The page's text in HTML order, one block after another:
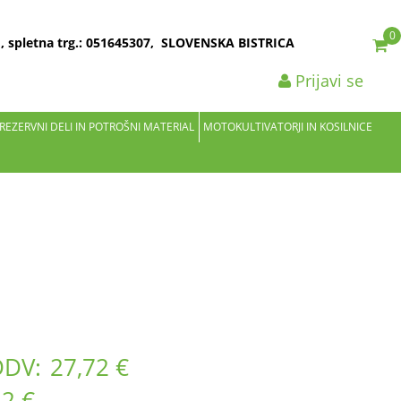
trg.: 051645307, SLOVENSKA BISTRICA 0
Prijavi se
DELI IN POTROŠNI MATERIAL
MOTOKULTIVATORJI IN KOSILNICE
27,72 €